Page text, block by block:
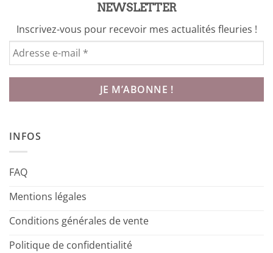
NEWSLETTER
Inscrivez-vous pour recevoir mes actualités fleuries !
INFOS
FAQ
Mentions légales
Conditions générales de vente
Politique de confidentialité